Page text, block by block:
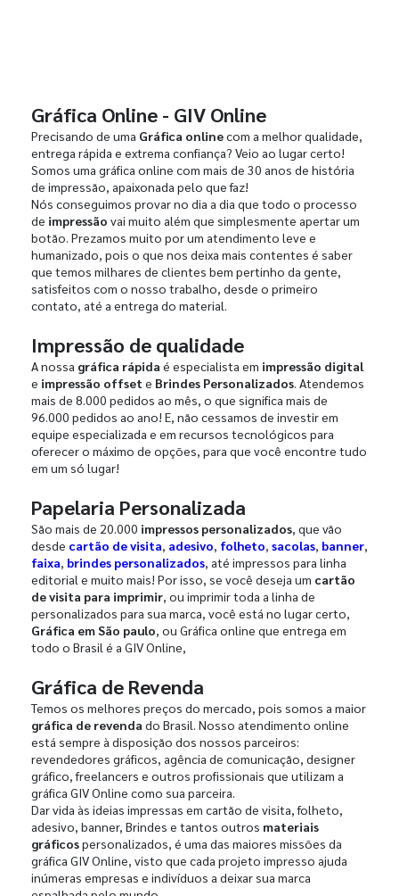
Gráfica Online - GIV Online
Precisando de uma Gráfica onlinecom a melhor qualidade,
entrega rápida e extrema confiança? Veio ao lugar certo!
Somos uma gráfica online com mais de 30 anos de história
de impressão, apaixonada pelo que faz!
Nós conseguimos provar no dia a dia que todo o processo
de impressão vai muito além que simplesmente apertar um
botão. Prezamos muito por um atendimento leve e
humanizado, pois o que nos deixa mais contentes é saber
que temos milhares de clientes bem pertinho da gente,
satisfeitos com o nosso trabalho, desde o primeiro
contato, até a entrega do material.
Impressão de qualidade
A nossa gráfica rápida é especialista em impressão digital
e impressão offset e Brindes Personalizados. Atendemos
mais de 8.000 pedidos ao mês, o que significa mais de
96.000 pedidos ao ano! E, não cessamos de investir em
equipe especializada e em recursos tecnológicos para
oferecer o máximo de opções, para que você encontre tudo
em um só lugar!
Papelaria Personalizada
São mais de 20.000 impressos personalizados, que vão
desde cartão de visita, adesivo, folheto, sacolas, banner,
faixa, brindes personalizados, até impressos para linha
editorial e muito mais! Por isso, se você deseja um cartão
de visita para imprimir, ou imprimir toda a linha de
personalizados para sua marca, você está no lugar certo,
Gráfica em São paulo, ou Gráfica online que entrega em
todo o Brasil é a GIV Online,
Gráfica de Revenda
Temos os melhores preços do mercado, pois somos a maior
gráfica de revenda do Brasil. Nosso atendimento online
está sempre à disposição dos nossos parceiros:
revendedores gráficos, agência de comunicação, designer
gráfico, freelancers e outros profissionais que utilizam a
gráfica GIV Online como sua parceira.
Dar vida às ideias impressas em cartão de visita, folheto,
adesivo, banner, Brindes e tantos outros materiais
gráficospersonalizados, é uma das maiores missões da
gráfica GIV Online, visto que cada projeto impresso ajuda
inúmeras empresas e indivíduos a deixar sua marca